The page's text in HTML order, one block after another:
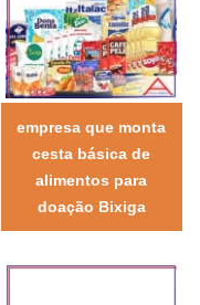
empresa que monta
cesta básica de
alimentos para
doação Bixiga